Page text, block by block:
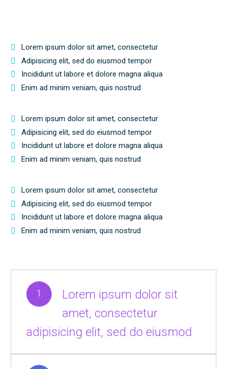
Lorem ipsum dolor sit amet, consectetur
Adipisicing elit, sed do eiusmod tempor
Incididunt ut labore et dolore magna aliqua
Enim ad minim veniam, quis nostrud
Lorem ipsum dolor sit amet, consectetur
Adipisicing elit, sed do eiusmod tempor
Incididunt ut labore et dolore magna aliqua
Enim ad minim veniam, quis nostrud
Lorem ipsum dolor sit amet, consectetur
Adipisicing elit, sed do eiusmod tempor
Incididunt ut labore et dolore magna aliqua
Enim ad minim veniam, quis nostrud
1
Lorem ipsum dolor sit
amet, consectetur
adipisicing elit, sed do eiusmod